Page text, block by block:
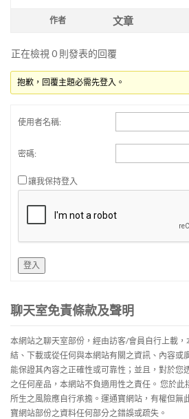
作者 文章
正在檢視 0 則發表的回覆
抱歉，回覆主題必需先登入。
使用者名稱:
密碼:
讓我保持登入
登入
聊天室免責條款及聲明
本網站之聊天室部份，經由訪客/會員自行上載
結、下載或從任何與本網站有關之資訊、內容或
能保證其內容之正確性或可靠性；並且，對於您
之任何産品，本網站不負適用性之責任。 您於此
所生之風險應自行承擔。運通寶網站，有權但無
寶網站部份之資料任何部分之錯誤或疏失。